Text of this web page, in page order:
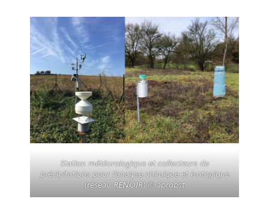
Station météorologique et collecteurs de
précipitations pour l’analyse chimique et isotopique
(réseau RENOIR) © aprobst